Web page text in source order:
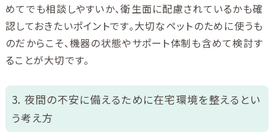
めてでも相談しやすいか、衛生面に配慮されているかも確
認しておきたいポイントです。大切なペットのために使うも
のだからこそ、機器の状態やサポート体制も含めて検討す
ることが大切です。
3. 夜間の不安に備えるために在宅環境を整えるとい
う考え方